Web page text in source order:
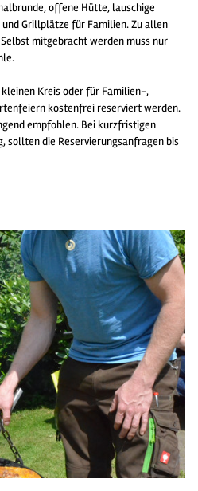
offene Hütte, lauschige
Grillplätze für Familien. Zu allen
mitgebracht werden muss nur
Kreis oder für Familien-,
kostenfrei reserviert werden.
empfohlen. Bei kurzfristigen
sollten die Reservierungsanfragen bis